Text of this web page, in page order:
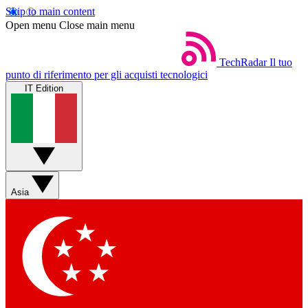
Skip to main content
Open menu Close main menu
TechRadar Il tuo
punto di riferimento per gli acquisti tecnologici
IT Edition
Asia